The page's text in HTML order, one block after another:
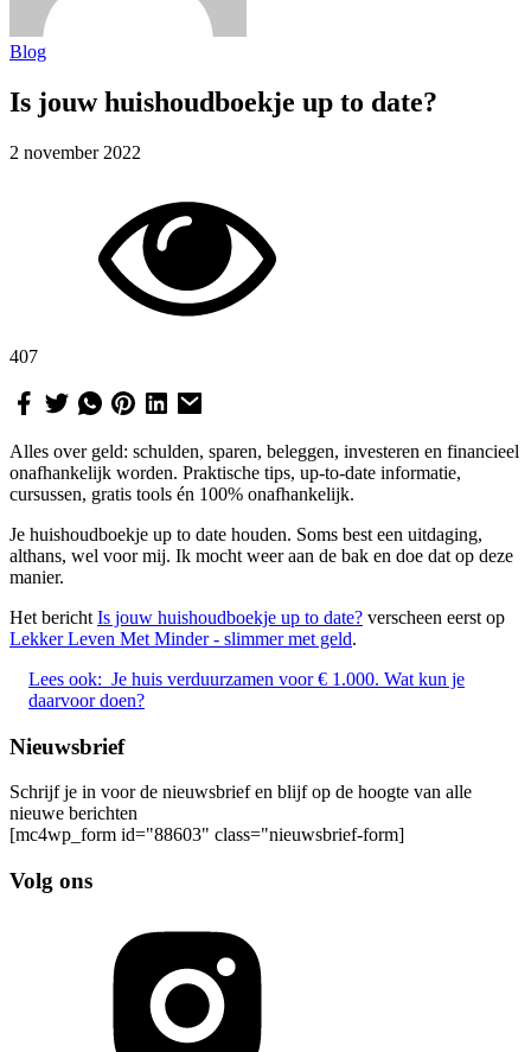
Blog
Is jouw huishoudboekje up to date?
2 november 2022
407
Alles over geld: schulden, sparen, beleggen, investeren en financieel
onafhankelijk worden. Praktische tips, up-to-date informatie,
cursussen, gratis tools én 100% onafhankelijk.
Je huishoudboekje up to date houden. Soms best een uitdaging,
althans, wel voor mij. Ik mocht weer aan de bak en doe dat op deze
manier.
Het bericht Is jouw huishoudboekje up to date? verscheen eerst op
Lekker Leven Met Minder - slimmer met geld.
Lees ook: Je huis verduurzamen voor € 1.000. Wat kun je
daarvoor doen?
Nieuwsbrief
Schrijf je in voor de nieuwsbrief en blijf op de hoogte van alle
nieuwe berichten
[mc4wp_form id="88603" class="nieuwsbrief-form]
Volg ons